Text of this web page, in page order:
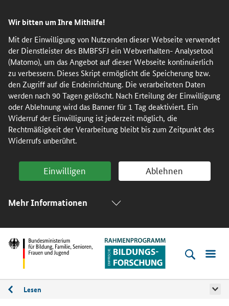
Wir bitten um Ihre Mithilfe!
Mit der Einwilligung von Nutzenden dieser Webseite verwendet
der Dienstleister des BMBFSFJ ein Webverhalten- Analysetool
(Matomo), um das Angebot auf dieser Webseite kontinuierlich
zu verbessern. Dieses Skript ermöglicht die Speicherung bzw.
den Zugriff auf die Endeinrichtung. Die verarbeiteten Daten
werden nach 90 Tagen gelöscht. Nach Erteilung der Einwilligung
oder Ablehnung wird das Banner für 1 Tag deaktiviert. Ein
Widerruf der Einwilligung ist jederzeit möglich, die
Rechtmäßigkeit der Verarbeitung bleibt bis zum Zeitpunkt des
Widerrufs unberührt.
Einwilligen Ablehnen
Mehr Informationen
zum
Inhalt
(Eingabetaste)
zum
Hauptmenu
(Eingabetaste)
zur
Suche
(Eingabetaste)
zur
Fußleiste
(Enter)
für
Empirische
Bildungsforschung
Faktenchecks
Lesen